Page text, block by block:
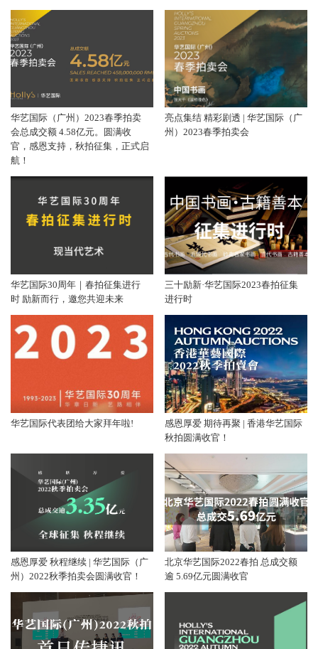
华艺国际（广州）2023春季拍卖
会总成交额 4.58亿元。圆满收
官，感恩支持，秋拍征集，正式启
航！
亮点集结 精彩剧透 | 华艺国际（广
州）2023春季拍卖会
华艺国际30周年｜春拍征集进行
时 励新而行，邀您共迎未来
三十励新·华艺国际2023春拍征集
进行时
华艺国际代表团给大家拜年啦!
感恩厚爱 期待再聚 | 香港华艺国际
秋拍圆满收官！
感恩厚爱 秋程继续 | 华艺国际（广
州）2022秋季拍卖会圆满收官！
北京华艺国际2022春拍 总成交额
逾 5.69亿元圆满收官